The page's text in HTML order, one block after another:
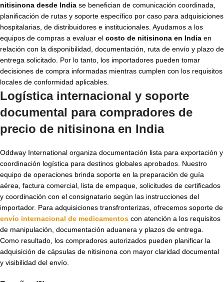
nitisinona desde India se benefician de comunicación coordinada,
planificación de rutas y soporte específico por caso para adquisiciones
hospitalarias, de distribuidores e institucionales. Ayudamos a los
equipos de compras a evaluar el costo de nitisinona en India en
relación con la disponibilidad, documentación, ruta de envío y plazo de
entrega solicitado. Por lo tanto, los importadores pueden tomar
decisiones de compra informadas mientras cumplen con los requisitos
locales de conformidad aplicables.
Logística internacional y soporte
documental para compradores de
precio de nitisinona en India
Oddway International organiza documentación lista para exportación y
coordinación logística para destinos globales aprobados. Nuestro
equipo de operaciones brinda soporte en la preparación de guía
aérea, factura comercial, lista de empaque, solicitudes de certificados
y coordinación con el consignatario según las instrucciones del
importador. Para adquisiciones transfronterizas, ofrecemos soporte de
envío internacional de medicamentos con atención a los requisitos
de manipulación, documentación aduanera y plazos de entrega.
Como resultado, los compradores autorizados pueden planificar la
adquisición de cápsulas de nitisinona con mayor claridad documental
y visibilidad del envío.